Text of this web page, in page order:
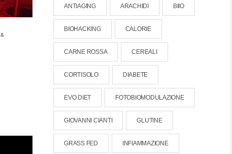
ANTIAGING ARACHIDI BIIO
BIOHACKING CALORIE
CARNE ROSSA CEREALI
CORTISOLO DIABETE
EVO DIET FOTOBIOMODULAZIONE
GIOVANNI CIANTI GLUTINE
GRASS FED INFIAMMAZIONE